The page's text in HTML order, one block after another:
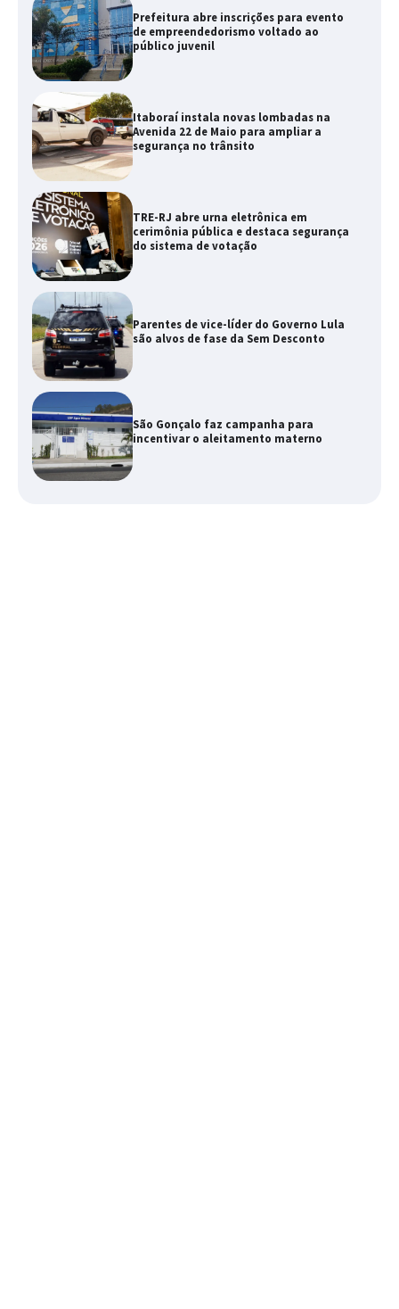
Prefeitura abre inscrições para evento
de empreendedorismo voltado ao
público juvenil
Itaboraí instala novas lombadas na
Avenida 22 de Maio para ampliar a
segurança no trânsito
TRE-RJ abre urna eletrônica em
cerimônia pública e destaca segurança
do sistema de votação
Parentes de vice-líder do Governo Lula
são alvos de fase da Sem Desconto
São Gonçalo faz campanha para
incentivar o aleitamento materno